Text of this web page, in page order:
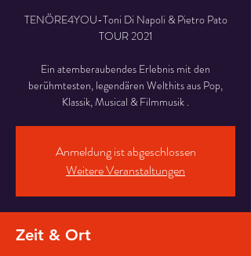
TENÖRE4YOU-Toni Di Napoli & Pietro Pato
TOUR 2021
Ein atemberaubendes Erlebnis mit den
berühmtesten, legendären Welthits aus Pop,
Klassik, Musical & Filmmusik .
Anmeldung ist abgeschlossen
Weitere Veranstaltungen
Zeit & Ort